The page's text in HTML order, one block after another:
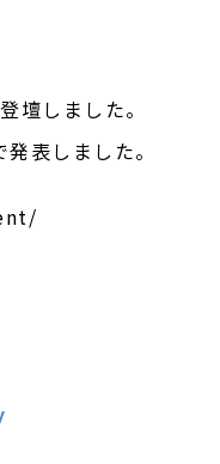
しました。
表しました。